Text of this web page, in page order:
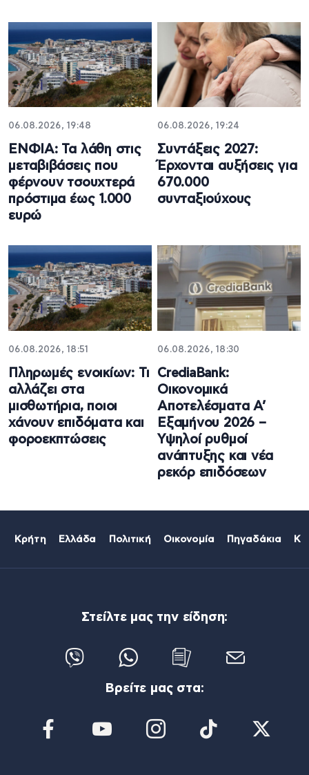
06.08.2026, 19:48
ΕΝΦΙΑ: Τα λάθη στις
μεταβιβάσεις που
φέρνουν τσουχτερά
πρόστιμα έως 1.000
ευρώ
06.08.2026, 19:24
Συντάξεις 2027:
Έρχονται αυξήσεις για
670.000
συνταξιούχους
06.08.2026, 18:51
Πληρωμές ενοικίων: Τι
αλλάζει στα
μισθωτήρια, ποιοι
χάνουν επιδόματα και
φοροεκπτώσεις
06.08.2026, 18:30
CrediaBank:
Οικονομικά
Αποτελέσματα A’
Εξαμήνου 2026 –
Υψηλοί ρυθμοί
ανάπτυξης και νέα
ρεκόρ επιδόσεων
Κρήτη Ελλάδα Πολιτική Οικονομία Πηγαδάκια
Στείλτε μας την είδηση:
Βρείτε μας στα: